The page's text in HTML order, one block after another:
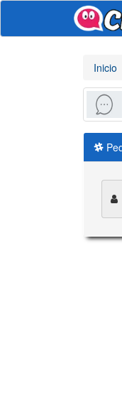
Inicio